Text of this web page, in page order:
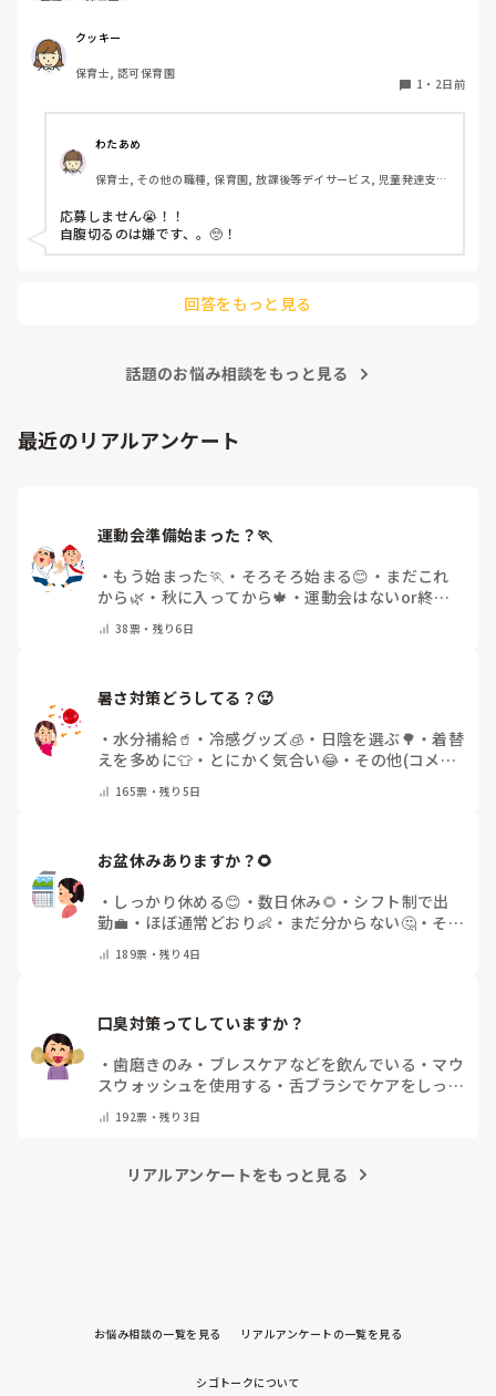
私としてはなかなか大きい金額なので、この時点で応募を迷
っているのですが、皆さんならどうしますか？
クッキー
保育士, 認可保育園
1 ・ 2日前
わたあめ
保育士, その他の職種, 保育園, 放課後等デイサービス, 児童発達支援
応募しません😭！！
自腹切るのは嫌です、。🥺！
回答をもっと見る
話題のお悩み相談をもっと見る
最近のリアルアンケート
運動会準備始まった？🏃
・ もう始まった🏃 ・ そろそろ始まる😊 ・ まだこれ
から🌿 ・ 秋に入ってから🍁 ・運動会はないor終わ
38票・ 残り6日
暑さ対策どうしてる？🥵
・水分補給🥤 ・ 冷感グッズ🧊 ・ 日陰を選ぶ🌳 ・着替
えを多めに👕 ・ とにかく気合い😂・ その他(コメン
165票・残り5日
お盆休みありますか？🌻
・ しっかり休める😊 ・ 数日休み🌻 ・ シフト制で出
勤💼 ・ ほぼ通常どおり👶 ・ まだ分からない🤔・ その
189票・残り4日
口臭対策ってしていますか？
・歯磨きのみ ・ ブレスケアなどを飲んでいる ・ マウ
スウォッシュを使用する ・ 舌ブラシでケアをしっか
の他(コメントで教えて下さい)
192票・残り3日
リアルアンケートをもっと見る
お悩み相談の一覧を見る リアルアンケートの一覧を見る
シゴトークについて